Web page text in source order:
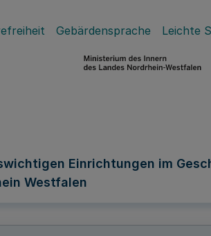
Gebärdensprache Leichte
Einrichtungen im
Westfalen